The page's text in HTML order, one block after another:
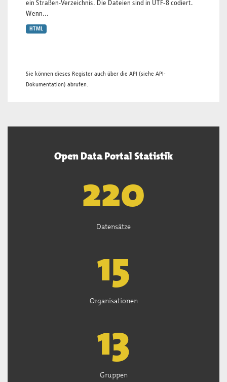
ein Straßen-Verzeichnis. Die Dateien sind in UTF-8 codiert.
Wenn...
HTML
Sie können dieses Register auch über die API (siehe API-
Dokumentation) abrufen.
Open Data Portal Statistik
221
Datensätze
15
Organisationen
13
Gruppen